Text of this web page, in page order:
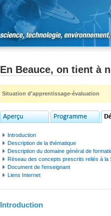
En Beauce, on tient à
Situation d'apprentissage-évaluation
Introduction
Description de la thématique
Description du domaine général de
Réseau des concepts prescrits reliés à la
Document de l'enseignant
Liens Internet
Introduction